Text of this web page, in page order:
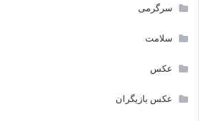
سرگرمی
سلامت
عکس
عکس بازیگران